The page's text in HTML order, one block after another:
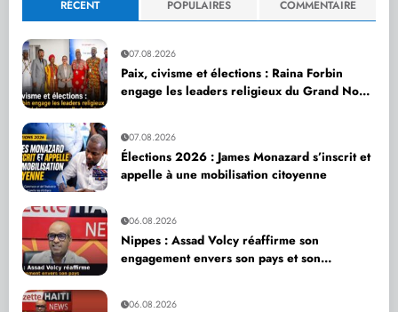
RÉCENT POPULAIRES COMMENTAIRE
07.08.2026
Paix, civisme et élections : Raina Forbin
engage les leaders religieux du Grand Nord
07.08.2026
Élections 2026 : James Monazard s’inscrit et
appelle à une mobilisation citoyenne
06.08.2026
Nippes : Assad Volcy réaffirme son
engagement envers son pays et son
06.08.2026